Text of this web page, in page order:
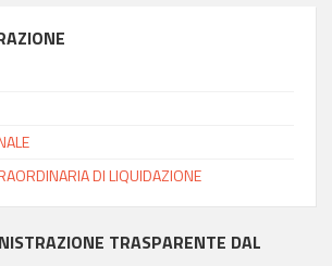
DI LIQUIDAZIONE
TRASPARENTE DAL